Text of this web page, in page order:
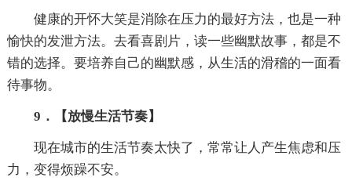
健康的开怀大笑是消除在压力的最好方法，也是一种
愉快的发泄方法。去看喜剧片，读一些幽默故事，都是不
错的选择。要培养自己的幽默感，从生活的滑稽的一面看
待事物。
9．【放慢生活节奏】
现在城市的生活节奏太快了，常常让人产生焦虑和压
力，变得烦躁不安。